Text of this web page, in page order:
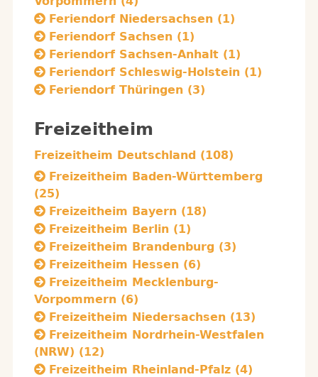
Feriendorf Niedersachsen (1)
Feriendorf Sachsen (1)
Feriendorf Sachsen-Anhalt (1)
Feriendorf Schleswig-Holstein (1)
Feriendorf Thüringen (3)
Freizeitheim
Freizeitheim Deutschland (108)
Freizeitheim Baden-Württemberg
(25)
Freizeitheim Bayern (18)
Freizeitheim Berlin (1)
Freizeitheim Brandenburg (3)
Freizeitheim Hessen (6)
Freizeitheim Mecklenburg-
Vorpommern (6)
Freizeitheim Niedersachsen (13)
Freizeitheim Nordrhein-Westfalen
(NRW) (12)
Freizeitheim Rheinland-Pfalz (4)